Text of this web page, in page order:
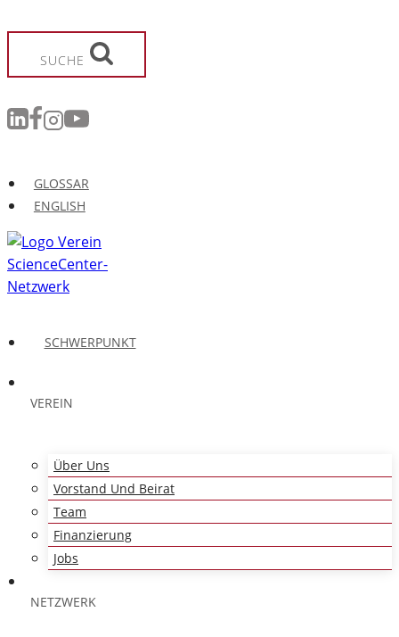
Inhalt
springen
SUCHE
GLOSSAR
ENGLISH
SCHWERPUNKT
VEREIN
Über Uns
Vorstand Und Beirat
Team
Finanzierung
Jobs
NETZWERK